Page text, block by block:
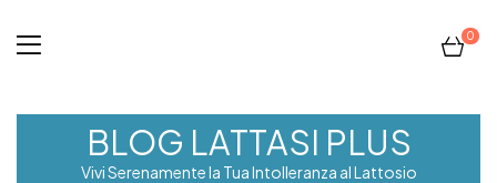
0
BLOG LATTASI PLUS
Vivi Serenamente la Tua Intolleranza al Lattosio